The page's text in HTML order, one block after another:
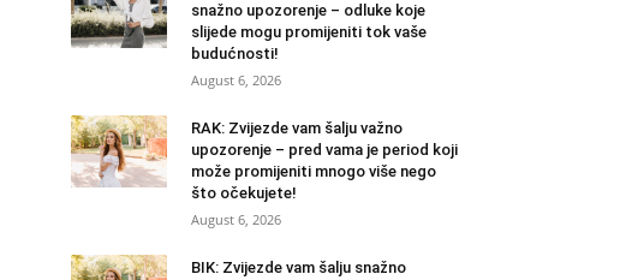
snažno upozorenje – odluke koje
slijede mogu promijeniti tok vaše
budućnosti!
August 6, 2026
RAK: Zvijezde vam šalju važno
upozorenje – pred vama je period koji
može promijeniti mnogo više nego
što očekujete!
August 6, 2026
BIK: Zvijezde vam šalju snažno